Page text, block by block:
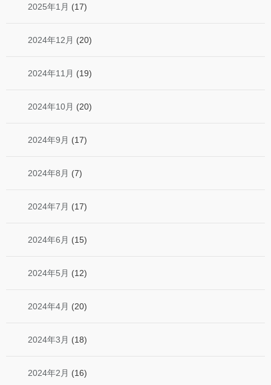
2025年1月 (17)
2024年12月 (20)
2024年11月 (19)
2024年10月 (20)
2024年9月 (17)
2024年8月 (7)
2024年7月 (17)
2024年6月 (15)
2024年5月 (12)
2024年4月 (20)
2024年3月 (18)
2024年2月 (16)